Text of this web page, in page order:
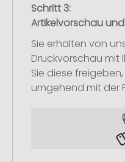
Schritt 3:
Artikelvorschau
Sie erhalten von
Druckvorschau mit
Sie diese
umgehend mit der